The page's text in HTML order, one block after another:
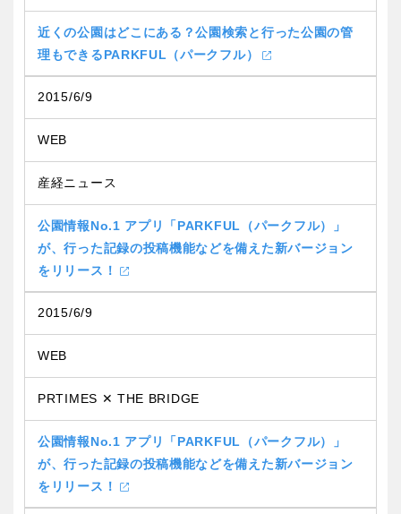
近くの公園はどこにある？公園検索と行った公園の管
理もできるPARKFUL（パークフル）
2015/6/9
WEB
産経ニュース
公園情報No.1 アプリ「PARKFUL（パークフル）」
が、行った記録の投稿機能などを備えた新バージョン
をリリース！
2015/6/9
WEB
PRTIMES ✕ THE BRIDGE
公園情報No.1 アプリ「PARKFUL（パークフル）」
が、行った記録の投稿機能などを備えた新バージョン
をリリース！